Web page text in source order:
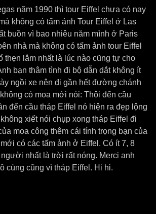
năm 1990 thì tour Eiffel chưa có nay
không có tấm ảnh Tour Eiffel ở Las
buồn vì bao nhiêu năm mình ở Paris
nhà mà không có tấm ảnh tour Eiffel
thẹn lắm nhất là lúc nào cũng tự cho
bạn thâm tình đi bộ dẫn dắt không ít
ngồi xe nên đi gần hết đường chánh
có moa mới nói: Thôi đến cầu
đến cầu tháp Eiffel nó hiện ra đẹp lộng
xiết nói chụp xong tháp Eiffel đi
moa công thêm cái tính trọng bạn của
có các tấm ảnh ở Eiffel. Có ít 7, 8
nhất là trời rất nóng. Merci anh
cùng cũng vì tháp Eiffel. Hi hi.